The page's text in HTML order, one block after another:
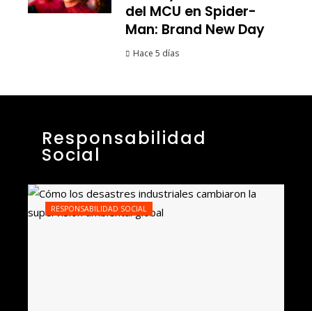
del MCU en Spider-
Man: Brand New Day
Hace 5 días
Responsabilidad
Social
RESPONSABILIDAD SOCIAL